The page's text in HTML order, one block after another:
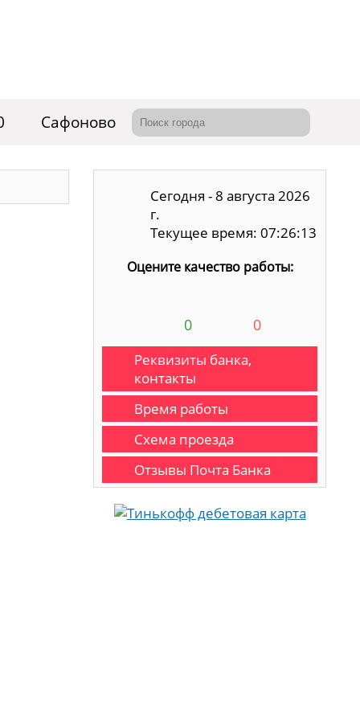
Сафоново
Сегодня - 8 августа 2026
г.
Текущее время: 07:26:14
Оцените качество работы:
0 0
Реквизиты банка,
контакты
Время работы
Схема проезда
Отзывы Почта Банка